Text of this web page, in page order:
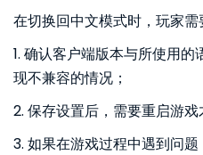
在切换回中文模式时，玩家需
1. 确认客户端版本与所使用
现不兼容的情况；
2. 保存设置后，需要重启游戏
3. 如果在游戏过程中遇到问